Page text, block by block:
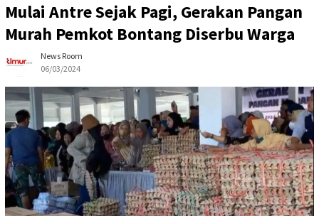
Mulai Antre Sejak Pagi, Gerakan Pangan
Murah Pemkot Bontang Diserbu Warga
News Room
06/03/2024